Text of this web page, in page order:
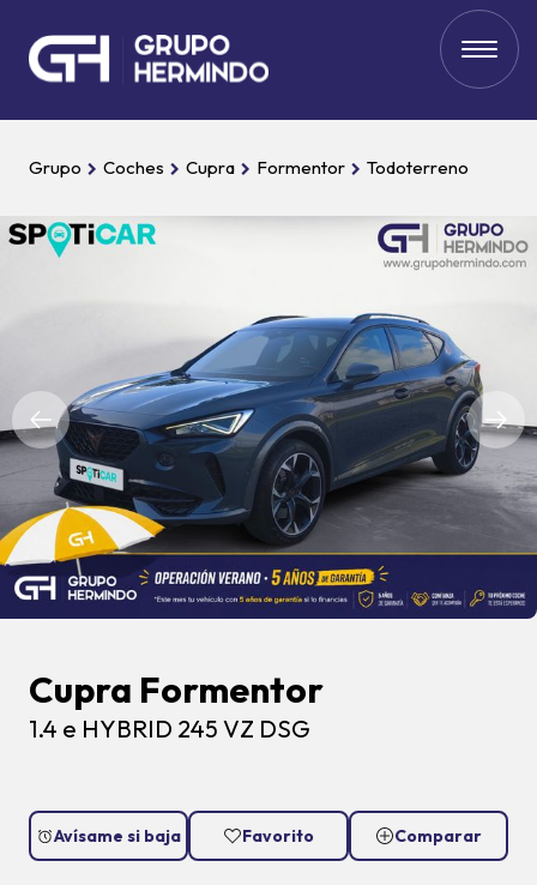
Grupo Coches Cupra Formentor Todoterreno
Cupra Formentor
1.4 e HYBRID 245 VZ DSG
Avísame si baja Favorito Comparar